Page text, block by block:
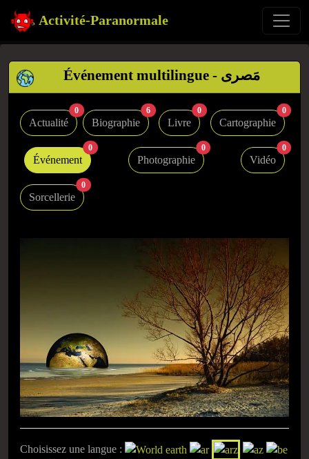
Activité-Paranormale
Événement multilingue - مَصرى
Actualité
0
Biographie
6
Livre
0
Cartographie
0
Événement
0
Photographie
0
Vidéo
0
Sorcellerie
0
Choisissez une langue :